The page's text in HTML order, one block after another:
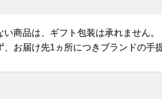
い商品は、ギフト包装は承れません。
、お届け先1ヵ所につきブランドの手